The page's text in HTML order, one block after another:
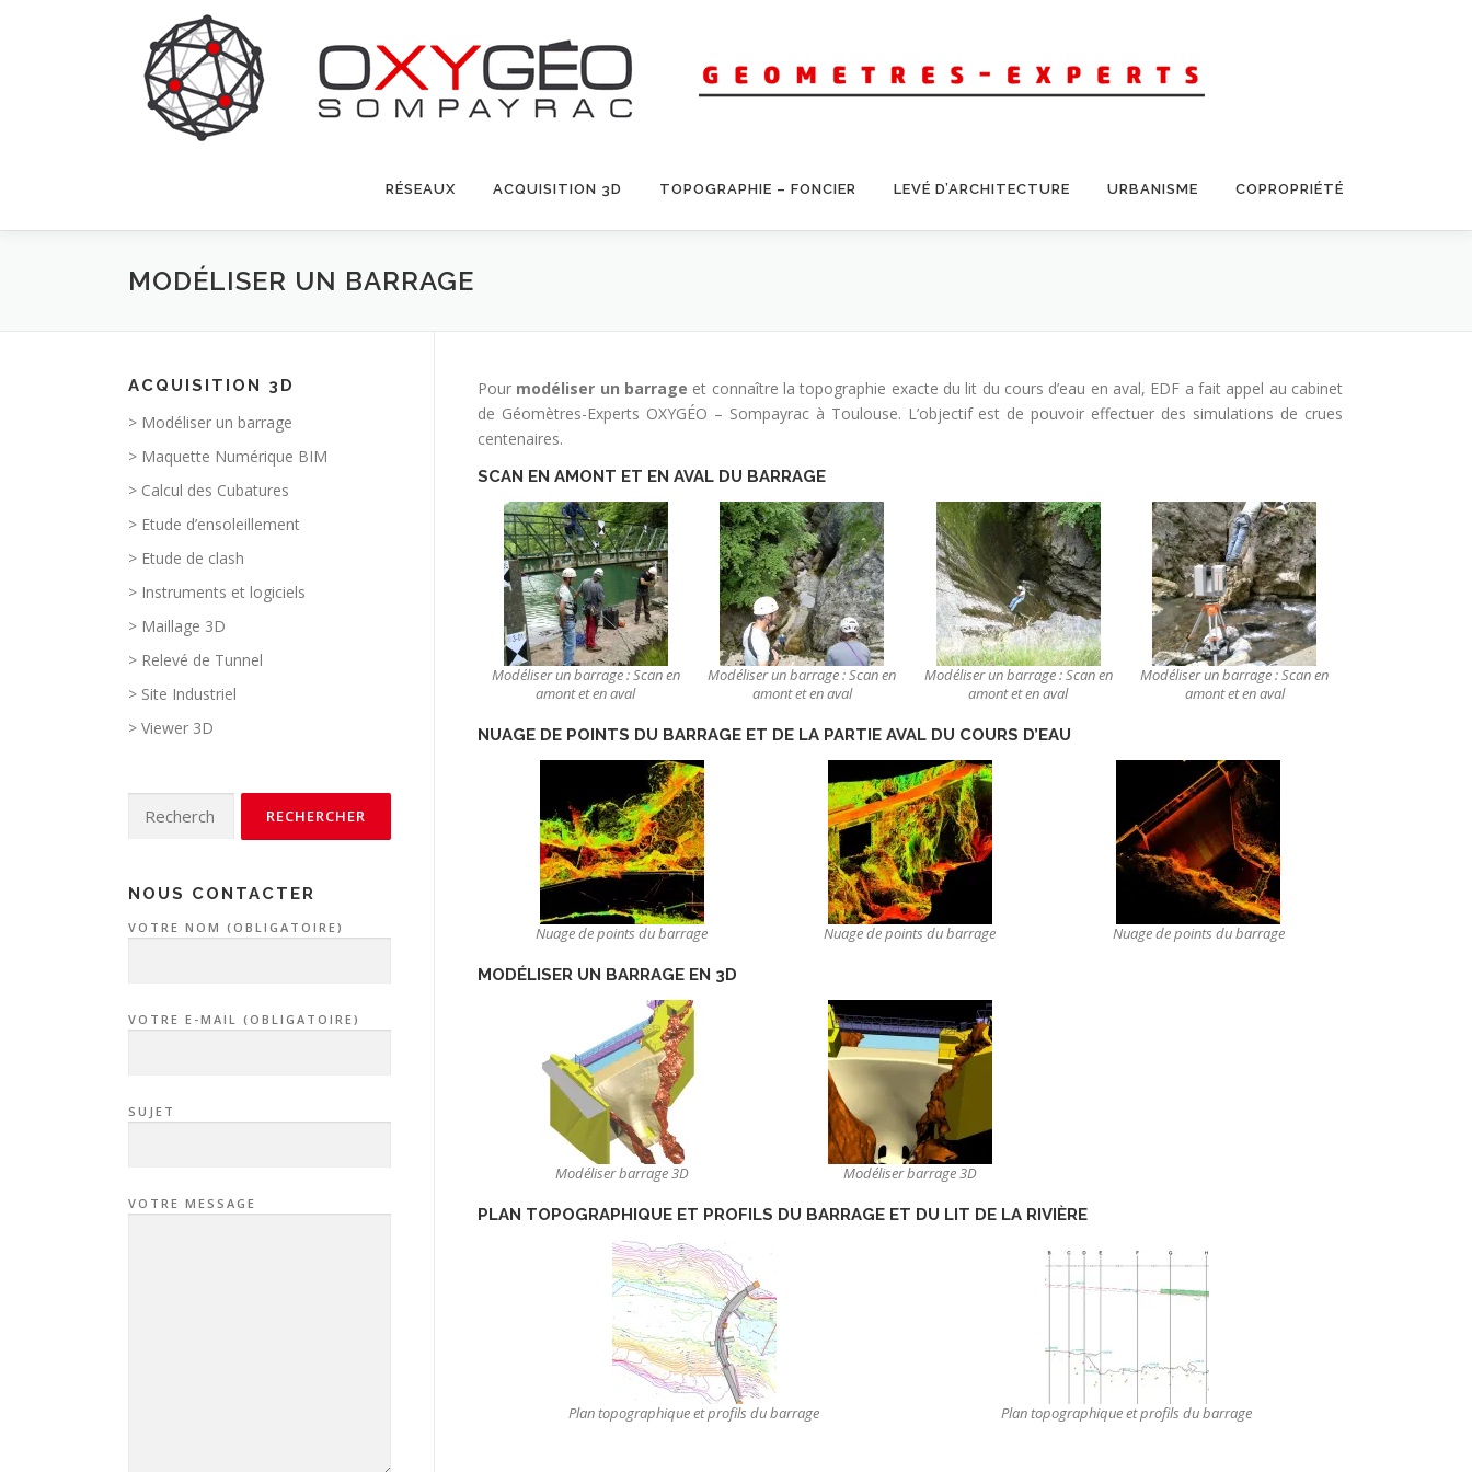
RÉSEAUX ACQUISITION 3D TOPOGRAPHIE – FONCIER LEVÉ D’ARCHITECTURE URBANISME COPROPRIÉTÉ
MODÉLISER UN BARRAGE
Pour modéliser un barrage et connaître la topographie exacte du lit du cours d’eau en aval, EDF a fait appel au cabinet
de Géomètres-Experts OXYGÉO – Sompayrac à Toulouse. L’objectif est de pouvoir effectuer des simulations de crues
centenaires.
SCAN EN AMONT ET EN AVAL DU BARRAGE
Modéliser un barrage : Scan en
amont et en aval
Modéliser un barrage : Scan en
amont et en aval
Modéliser un barrage : Scan en
amont et en aval
Modéliser un barrage : Scan en
amont et en aval
NUAGE DE POINTS DU BARRAGE ET DE LA PARTIE AVAL DU COURS D’EAU
Nuage de points du barrage Nuage de points du barrage Nuage de points du barrage
MODÉLISER UN BARRAGE EN 3D
Modéliser barrage 3D Modéliser barrage 3D
PLAN TOPOGRAPHIQUE ET PROFILS DU BARRAGE ET DU LIT DE LA RIVIÈRE
Plan topographique et profils du barrage Plan topographique et profils du barrage
ACQUISITION 3D
> Modéliser un barrage
> Maquette Numérique BIM
> Calcul des Cubatures
> Etude d’ensoleillement
> Etude de clash
> Instruments et logiciels
> Maillage 3D
> Relevé de Tunnel
> Site Industriel
> Viewer 3D
NOUS CONTACTER
VOTRE NOM (OBLIGATOIRE)
VOTRE E-MAIL (OBLIGATOIRE)
SUJET
VOTRE MESSAGE